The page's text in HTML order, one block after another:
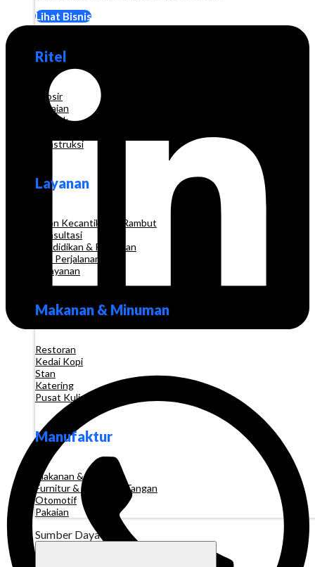
Lihat Bisnis
Ritel
Grosir
Pakaian
Apotek
Konstruksi
Layanan
Salon Kecantikan & Rambut
Konsultasi
Pendidikan & Pelatihan
Biro Perjalanan
Pelayanan
Makanan & Minuman
Restoran
Kedai Kopi
Stan
Katering
Pusat Kuliner
Manufaktur
Makanan & Minuman
Furnitur & Kerajinan Tangan
Otomotif
Pakaian
Sumber Daya